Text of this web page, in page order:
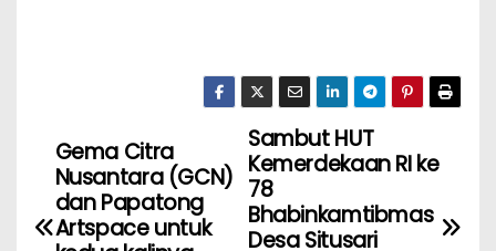
Sambut HUT
Kemerdekaan RI ke
78
Bhabinkamtibmas
Desa Situsari
Gema Citra
Nusantara (GCN)
dan Papatong
Artspace untuk